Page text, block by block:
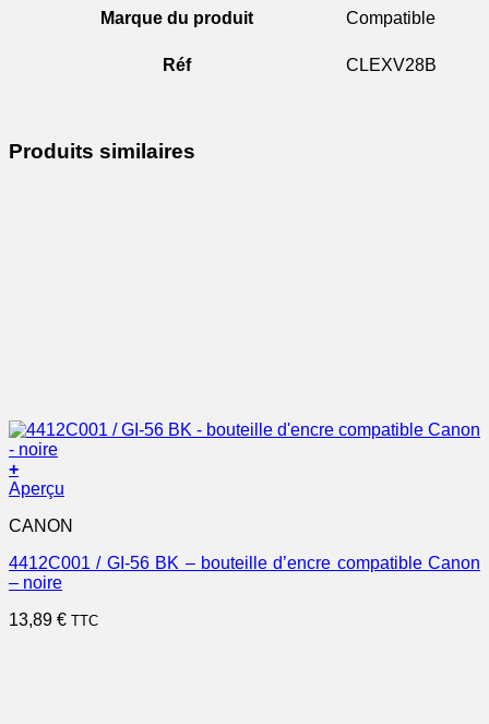
Marque du produit Compatible
Réf CLEXV28B
Produits similaires
+
Aperçu
CANON
4412C001 / GI-56 BK – bouteille d’encre compatible Canon
– noire
13,89 € TTC